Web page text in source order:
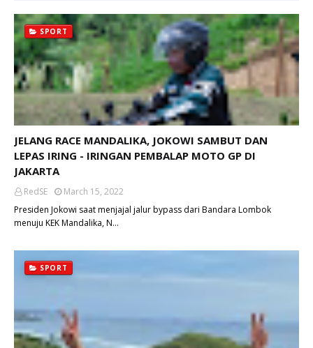
SPORT
JELANG RACE MANDALIKA, JOKOWI SAMBUT DAN
LEPAS IRING - IRINGAN PEMBALAP MOTO GP DI
JAKARTA
RedSE
March 15, 2022
Presiden Jokowi saat menjajal jalur bypass dari Bandara Lombok
menuju KEK Mandalika, N…
SPORT